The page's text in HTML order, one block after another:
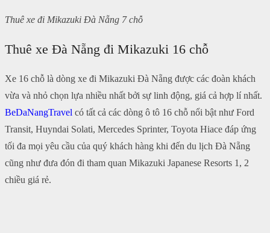
Thuê xe đi Mikazuki Đà Nẵng 7 chỗ
Thuê xe Đà Nẵng đi Mikazuki 16 chỗ
Xe 16 chỗ là dòng xe đi Mikazuki Đà Nẵng được các đoàn khách
vừa và nhỏ chọn lựa nhiều nhất bởi sự linh động, giá cả hợp lí nhất.
BeDaNangTravel có tất cả các dòng ô tô 16 chỗ nổi bật như Ford
Transit, Huyndai Solati, Mercedes Sprinter, Toyota Hiace đáp ứng
tối đa mọi yêu cầu của quý khách hàng khi đến du lịch Đà Nẵng
cũng như đưa đón đi tham quan Mikazuki Japanese Resorts 1, 2
chiều giá rẻ.